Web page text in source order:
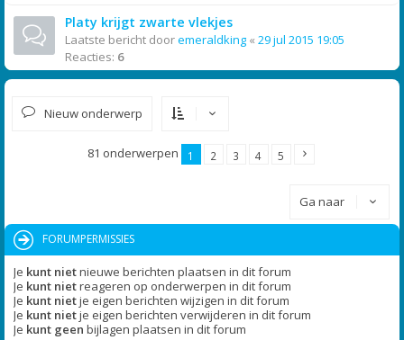
Platy krijgt zwarte vlekjes
Laatste bericht dooremeraldking « 29 jul 2015 19:05
Reacties: 6
Nieuw onderwerp
81 onderwerpen 1 2 3 4 5
Ga naar
FORUMPERMISSIES
Je kunt nietnieuwe berichten plaatsen in dit forum
Je kunt nietreageren op onderwerpen in dit forum
Je kunt nietje eigen berichten wijzigen in dit forum
Je kunt nietje eigen berichten verwijderen in dit forum
Je kunt geen bijlagen plaatsen in dit forum